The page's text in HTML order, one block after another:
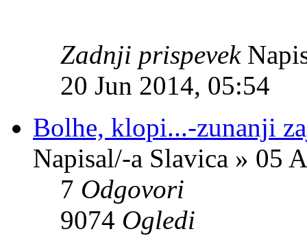
Zadnji prispevek
20 Jun 2014, 05:54
Bolhe, klopi...-zunanji
Napisal/-a Slavica » 05
7 Odgovori
9074 Ogledi